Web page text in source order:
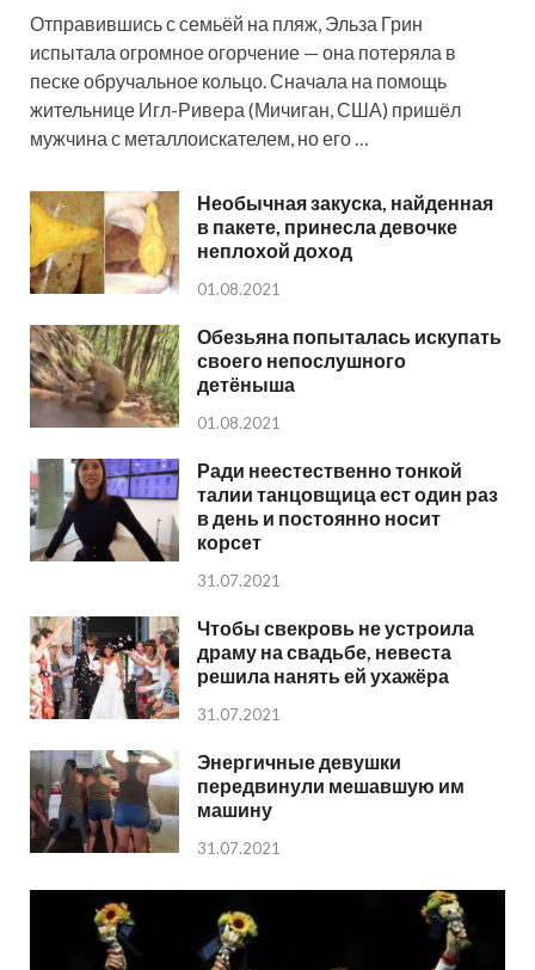
Отправившись с семьёй на пляж, Эльза Грин
испытала огромное огорчение — она потеряла в
песке обручальное кольцо. Сначала на помощь
жительнице Игл-Ривера (Мичиган, США) пришёл
мужчина с металлоискателем, но его …
Необычная закуска, найденная
в пакете, принесла девочке
неплохой доход
01.08.2021
Обезьяна попыталась искупать
своего непослушного
детёныша
01.08.2021
Ради неестественно тонкой
талии танцовщица ест один раз
в день и постоянно носит
корсет
31.07.2021
Чтобы свекровь не устроила
драму на свадьбе, невеста
решила нанять ей ухажёра
31.07.2021
Энергичные девушки
передвинули мешавшую им
машину
31.07.2021